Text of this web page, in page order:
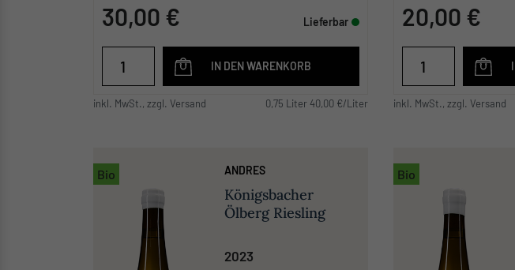
30,00 € Lieferbar
IN DEN WARENKORB
inkl. MwSt., zzgl. Versand 0,75 Liter 40,00 €/Liter
20,00 €
inkl. MwSt., zzgl. Versand
Bio ANDRES
Königsbacher
Ölberg Riesling
2023
Bio